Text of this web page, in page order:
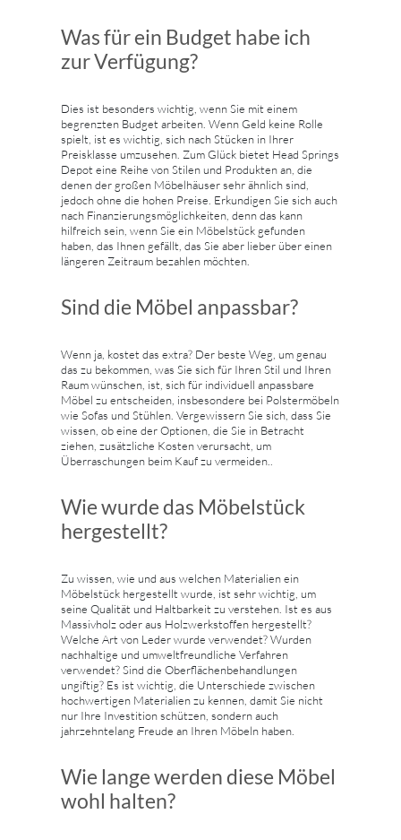
Was für ein Budget habe ich
zur Verfügung?
Dies ist besonders wichtig, wenn Sie mit einem
begrenzten Budget arbeiten. Wenn Geld keine Rolle
spielt, ist es wichtig, sich nach Stücken in Ihrer
Preisklasse umzusehen. Zum Glück bietet Head Springs
Depot eine Reihe von Stilen und Produkten an, die
denen der großen Möbelhäuser sehr ähnlich sind,
jedoch ohne die hohen Preise. Erkundigen Sie sich auch
nach Finanzierungsmöglichkeiten, denn das kann
hilfreich sein, wenn Sie ein Möbelstück gefunden
haben, das Ihnen gefällt, das Sie aber lieber über einen
längeren Zeitraum bezahlen möchten.
Sind die Möbel anpassbar?
Wenn ja, kostet das extra? Der beste Weg, um genau
das zu bekommen, was Sie sich für Ihren Stil und Ihren
Raum wünschen, ist, sich für individuell anpassbare
Möbel zu entscheiden, insbesondere bei Polstermöbeln
wie Sofas und Stühlen. Vergewissern Sie sich, dass Sie
wissen, ob eine der Optionen, die Sie in Betracht
ziehen, zusätzliche Kosten verursacht, um
Überraschungen beim Kauf zu vermeiden..
Wie wurde das Möbelstück
hergestellt?
Zu wissen, wie und aus welchen Materialien ein
Möbelstück hergestellt wurde, ist sehr wichtig, um
seine Qualität und Haltbarkeit zu verstehen. Ist es aus
Massivholz oder aus Holzwerkstoffen hergestellt?
Welche Art von Leder wurde verwendet? Wurden
nachhaltige und umweltfreundliche Verfahren
verwendet? Sind die Oberflächenbehandlungen
ungiftig? Es ist wichtig, die Unterschiede zwischen
hochwertigen Materialien zu kennen, damit Sie nicht
nur Ihre Investition schützen, sondern auch
jahrzehntelang Freude an Ihren Möbeln haben.
Wie lange werden diese Möbel
wohl halten?